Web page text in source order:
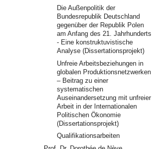
Die Außenpolitik der
Bundesrepublik Deutschland
gegenüber der Republik Polen
am Anfang des 21. Jahrhunderts
- Eine konstruktuvistische
Analyse (Dissertationsprojekt)
Unfreie Arbeitsbeziehungen in
globalen Produktionsnetzwerken
– Beitrag zu einer
systematischen
Auseinandersetzung mit unfreier
Arbeit in der Internationalen
Politischen Ökonomie
(Dissertationsprojekt)
Qualifikationsarbeiten